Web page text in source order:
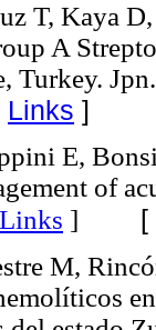
T, Kaya
A
Turkey.
Links ]
E,
of
Links ] [
M,